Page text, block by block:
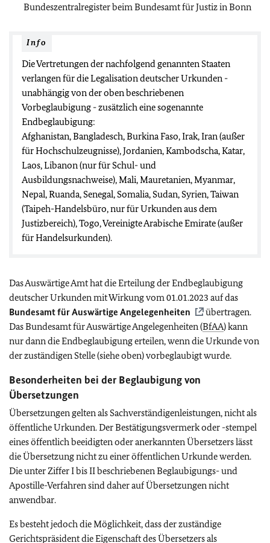
Bundeszentralregister beim Bundesamt für Justiz in Bonn
Info
Die Vertretungen der nachfolgend genannten Staaten
verlangen für die Legalisation deutscher Urkunden -
unabhängig von der oben beschriebenen
Vorbeglaubigung - zusätzlich eine sogenannte
Endbeglaubigung:
Afghanistan, Bangladesch, Burkina Faso, Irak, Iran (außer
für Hochschulzeugnisse), Jordanien, Kambodscha, Katar,
Laos, Libanon (nur für Schul- und
Ausbildungsnachweise), Mali, Mauretanien, Myanmar,
Nepal, Ruanda, Senegal, Somalia, Sudan, Syrien, Taiwan
(Taipeh-Handelsbüro, nur für Urkunden aus dem
Justizbereich), Togo, Vereinigte Arabische Emirate (außer
für Handelsurkunden).
Das Auswärtige Amt hat die Erteilung der Endbeglaubigung
deutscher Urkunden mit Wirkung vom 01.01.2023 auf das
Bundesamt für Auswärtige Angelegenheiten
übertragen.
Das Bundesamt für Auswärtige Angelegenheiten (BfAA) kann
nur dann die Endbeglaubigung erteilen, wenn die Urkunde von
der zuständigen Stelle (siehe oben) vorbeglaubigt wurde.
Besonderheiten bei der Beglaubigung von
Übersetzungen
Übersetzungen gelten als Sachverständigenleistungen, nicht als
öffentliche Urkunden. Der Bestätigungsvermerk oder -stempel
eines öffentlich beeidigten oder anerkannten Übersetzers lässt
die Übersetzung nicht zu einer öffentlichen Urkunde werden.
Die unter Ziffer I bis II beschriebenen Beglaubigungs- und
Apostille-Verfahren sind daher auf Übersetzungen nicht
anwendbar.
Es besteht jedoch die Möglichkeit, dass der zuständige
Gerichtspräsident die Eigenschaft des Übersetzers als